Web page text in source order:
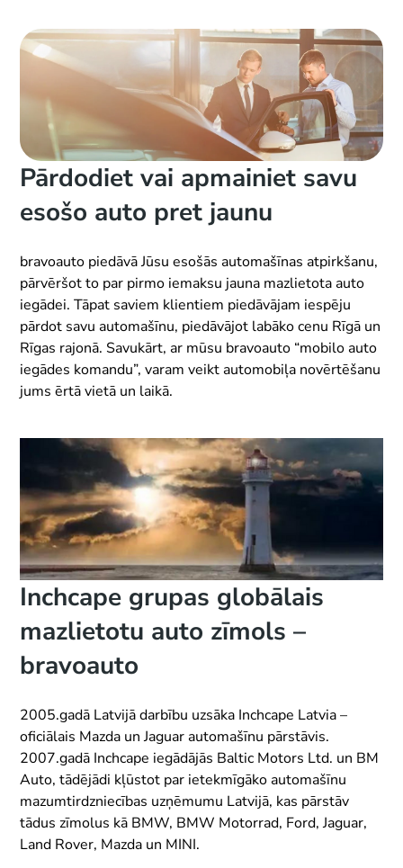
Pārdodiet vai apmainiet savu
esošo auto pret jaunu
bravoauto piedāvā Jūsu esošās automašīnas atpirkšanu,
pārvēršot to par pirmo iemaksu jauna mazlietota auto
iegādei. Tāpat saviem klientiem piedāvājam iespēju
pārdot savu automašīnu, piedāvājot labāko cenu Rīgā un
Rīgas rajonā. Savukārt, ar mūsu bravoauto “mobilo auto
iegādes komandu”, varam veikt automobiļa novērtēšanu
jums ērtā vietā un laikā.
Inchcape grupas globālais
mazlietotu auto zīmols –
bravoauto
2005.gadā Latvijā darbību uzsāka Inchcape Latvia –
oficiālais Mazda un Jaguar automašīnu pārstāvis.
2007.gadā Inchcape iegādājās Baltic Motors Ltd. un BM
Auto, tādējādi kļūstot par ietekmīgāko automašīnu
mazumtirdzniecības uzņēmumu Latvijā, kas pārstāv
tādus zīmolus kā BMW, BMW Motorrad, Ford, Jaguar,
Land Rover, Mazda un MINI.